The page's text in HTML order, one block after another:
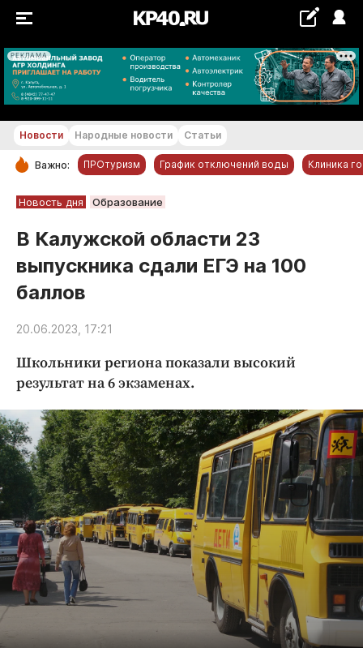
РЕКЛАМА
+24...+25 °С
РУБРИКИ
Новости компаний
Статьи
Народные новости
Авто и транспорт
Криминал
Недвижимость и ЖКХ
Образование
Общество
Погода
Праздники
Происшествия
Спорт
Экономика и бизнес
Новости Народные новости Статьи
Важно: ПРОтуризм График отключений воды Клиника
Новость дня Образование
В Калужской области 23
выпускника сдали ЕГЭ на 100
баллов
20.06.2023, 17:21
Школьники региона показали высокий
результат на 6 экзаменах.